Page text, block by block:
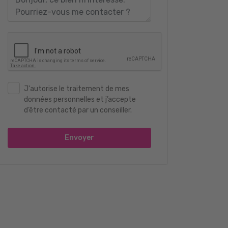
J'autorise le traitement de mes
données personnelles et j’accepte
d’être contacté par un conseiller.
Envoyer